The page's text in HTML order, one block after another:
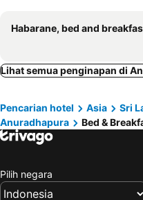
Habarane, bed and
Lihat semua penginapan di
Pencarian hotel Asia Sri
Anuradhapura
Bed &
Pilih negara